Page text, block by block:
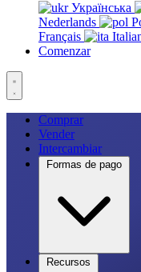
Українська
Nederlands
Français
Comenzar
Comprar
Vender
Intercambiar
Formas de pago
Recursos